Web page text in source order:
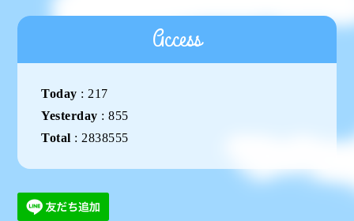
Access
Today : 217
Yesterday :855
Total : 2838555